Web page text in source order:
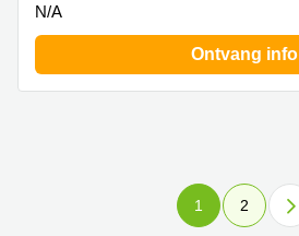
N/A
Ontvang info
1 2